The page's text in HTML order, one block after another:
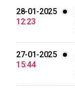
28-01-2025
12:23
27-01-2025
15:44